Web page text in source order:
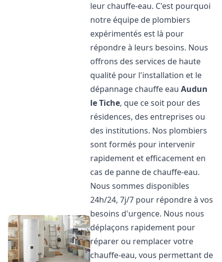
leur chauffe-eau. C'est pourquoi
notre équipe de plombiers
expérimentés est là pour
répondre à leurs besoins. Nous
offrons des services de haute
qualité pour l'installation et le
dépannage chauffe eauAudun
le Tiche, que ce soit pour des
résidences, des entreprises ou
des institutions. Nos plombiers
sont formés pour intervenir
rapidement et efficacement en
cas de panne de chauffe-eau.
Nous sommes disponibles
24h/24, 7j/7 pour répondre à vos
besoins d'urgence. Nous nous
déplaçons rapidement pour
réparer ou remplacer votre
chauffe-eau, vous permettant de